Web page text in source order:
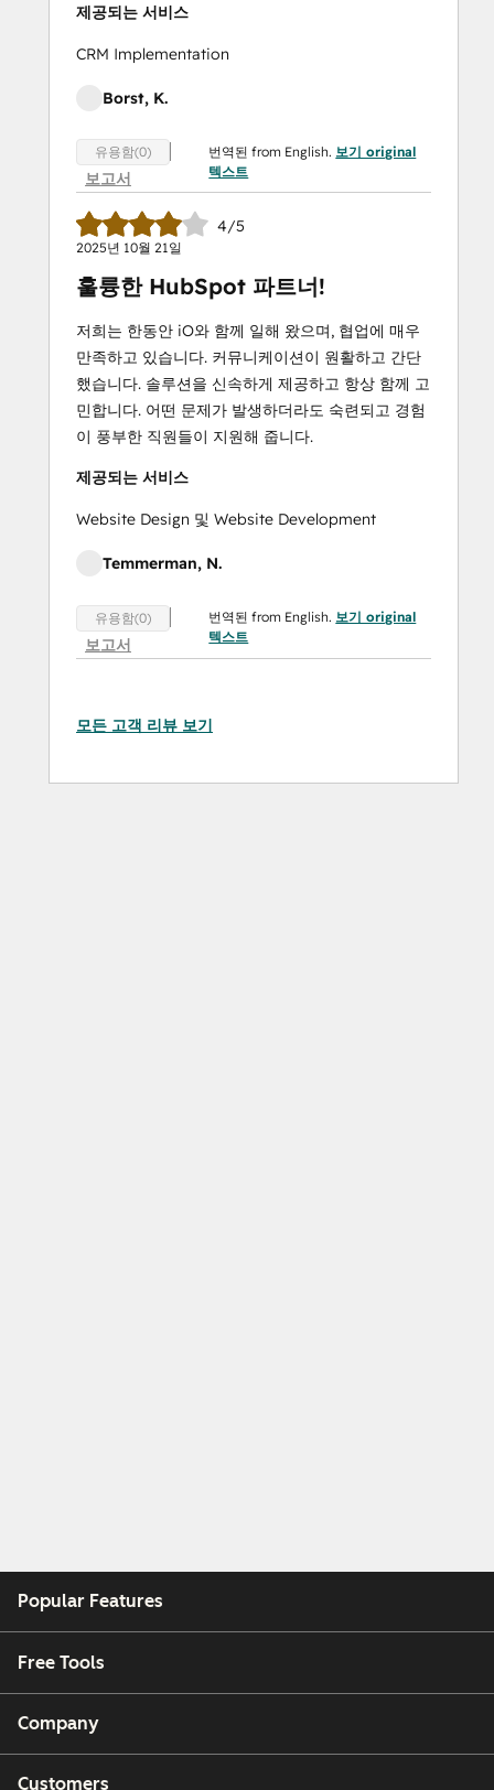
제공되는 서비스
CRM Implementation
Borst, K.
유용함(0)
보고서
번역된 from English.보기 original
텍스트
4/5
2025년 10월 21일
훌륭한 HubSpot 파트너!
저희는 한동안 iO와 함께 일해 왔으며, 협업에 매우
만족하고 있습니다. 커뮤니케이션이 원활하고 간단
했습니다. 솔루션을 신속하게 제공하고 항상 함께 고
민합니다. 어떤 문제가 발생하더라도 숙련되고 경험
이 풍부한 직원들이 지원해 줍니다.
제공되는 서비스
Website Design 및 Website Development
Temmerman, N.
유용함(0)
보고서
번역된 from English.보기 original
텍스트
모든 고객 리뷰 보기
Popular Features
Free Tools
Company
Customers